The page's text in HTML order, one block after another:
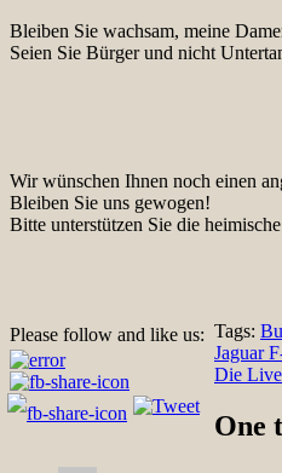
Bleiben Sie wachsam, meine
Seien Sie Bürger und nicht
Wir wünschen Ihnen noch einen
Bleiben Sie uns gewogen!
Bitte unterstützen Sie die
Please follow and like us: Tags:
Beitragsnavigation
Jaguar
Die
One